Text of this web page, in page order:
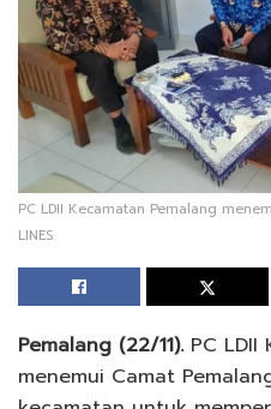
PC LDII Kecamatan Pemalang
LINES.
Pemalang (22/11).PC LDII
menemui Camat